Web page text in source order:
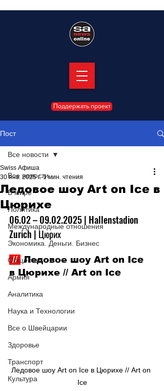
Поддержать проект
Пост
Все новости
В мире
Политика
Международные отношения
Экономика. Деньги. Бизнес
Общество
Армия
Аналитика
Наука и Технологии
Все о Швейцарии
Здоровье
Транспорт
Культура
Все новости
Ледовое шоу Art on Ice в
Цюрихе
Swiss Афиша
30 янв. 2025 г. 1 мин. чтения
06.02 – 09.02.2025 | Hallenstadion
Zurich | Цюрих
// Ледовое шоу Art on Ice
в Цюрихе // Art on Ice
Ледовое шоу Art on Ice в Цюрихе // Art on
Ice